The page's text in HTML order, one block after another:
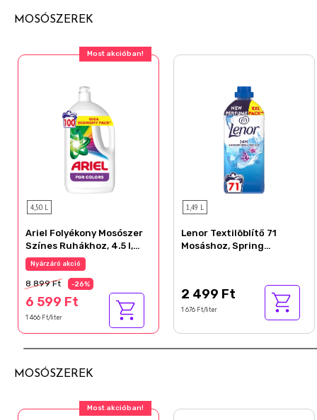
MOSÓSZEREK
Most akcióban!
4,50 L
Ariel Folyékony Mosószer
Színes Ruhákhoz, 4.5 l,
100 Mosáshoz
Nyárzáró akció
8 899 Ft -26%
6 599 Ft
1 466 Ft/liter
1,49 L
Lenor Textilöblítő 71
Mosáshoz, Spring
2 499 Ft
1 676 Ft/liter
MOSÓSZEREK
Most akcióban!